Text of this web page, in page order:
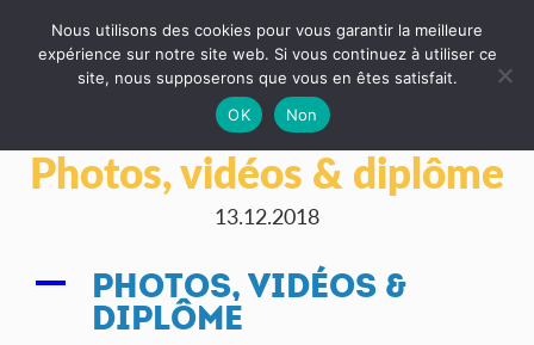
Photos, vidéos & diplôme
13.12.2018
A PHOTOS, VIDÉOS &
DIPLÔME
Nous utilisons des cookies pour vous garantir la meilleure
expérience sur notre site web. Si vous continuez à utiliser ce
site, nous supposerons que vous en êtes satisfait.
OK
Non